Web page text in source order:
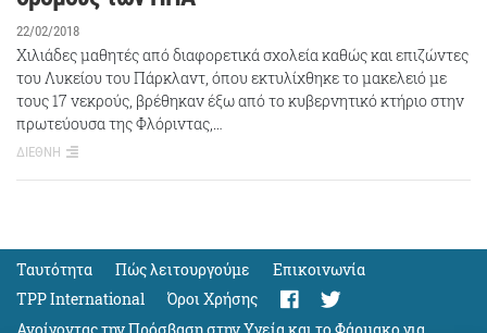
22/02/2018
Χιλιάδες μαθητές από διαφορετικά σχολεία καθώς και επιζώντες
του Λυκείου του Πάρκλαντ, όπου εκτυλίχθηκε το μακελειό με
τους 17 νεκρούς, βρέθηκαν έξω από το κυβερνητικό κτήριο στην
πρωτεύουσα της Φλόριντας,…
ΔΙΕΘΝΗ
Ταυτότητα Πώς λειτουργούμε
Eπικοινωνία
TPP International
Όροι Χρήσης